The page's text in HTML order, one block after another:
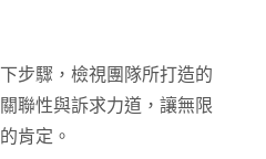
步驟，檢視團隊所打造的
聯性與訴求力道，讓無限
肯定。